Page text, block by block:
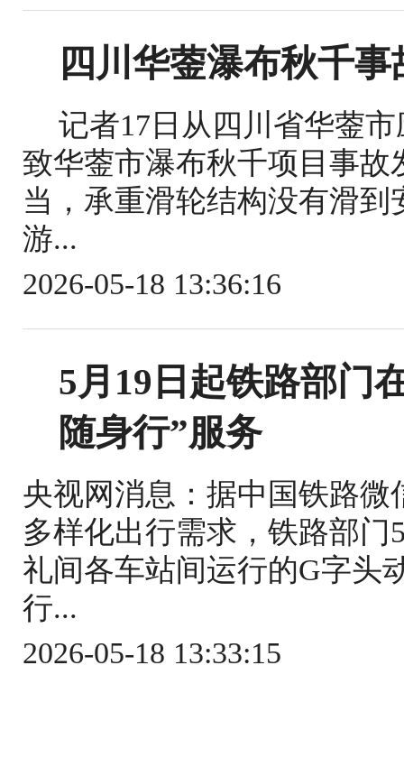
四川华蓥瀑布秋千
记者17日从四川省华蓥
致华蓥市瀑布秋千项目事
当，承重滑轮结构没有滑
游...
2026-05-18 13:36:16
5月19日起铁路部门
随身行”服务
央视网消息：据中国铁路
多样化出行需求，铁路部门
礼间各车站间运行的G字头
行...
2026-05-18 13:33:15